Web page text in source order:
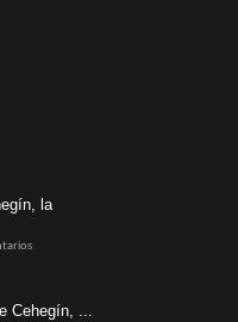
la
Cehegín, ...